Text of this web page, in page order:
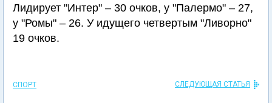
Лидирует "Интер" – 30 очков, у "Палермо" – 27,
у "Ромы" – 26. У идущего четвертым "Ливорно"
19 очков.
СПОРТ СЛЕДУЮЩАЯ СТАТЬЯ